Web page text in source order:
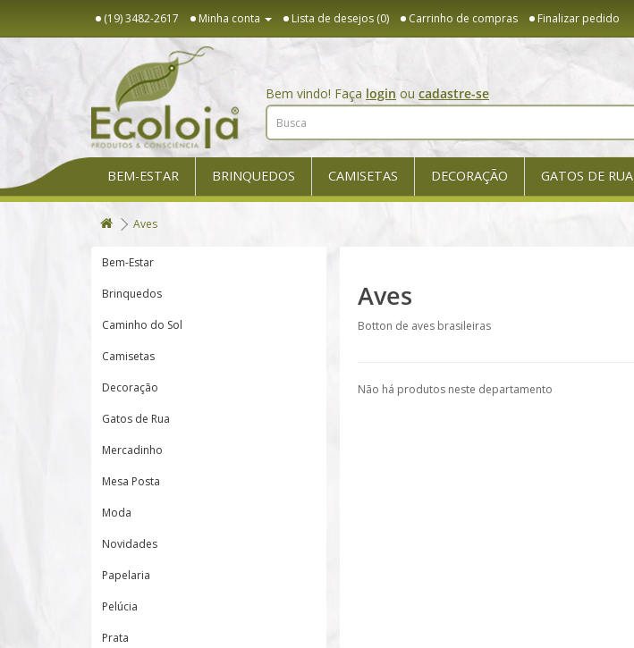
(19) 3482-2617 Minha conta Lista de desejos (0) Carrinho de compras Finalizar pedido
Bem vindo! Faça login ou cadastre-se
BEM-ESTAR BRINQUEDOS CAMISETAS DECORAÇÃO GATOS DE RUA
Aves
Bem-Estar
Brinquedos
Caminho do Sol
Camisetas
Decoração
Gatos de Rua
Mercadinho
Mesa Posta
Moda
Novidades
Papelaria
Pelúcia
Prata
Aves
Botton de aves brasileiras
Não há produtos neste departamento